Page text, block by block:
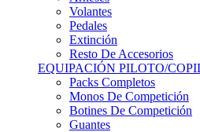
Pedales
Extinción
Resto De Accesorios
EQUIPACIÓN PILOTO/
Packs Completos
Monos De Competición
Botines De Competición
Guantes
Ropa Interior